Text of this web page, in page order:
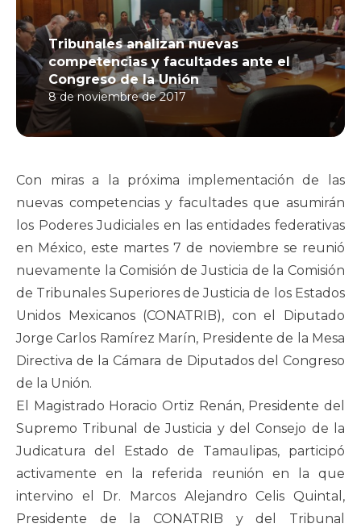
Tribunales analizan nuevas
competencias y facultades ante el
Congreso de la Unión
8 de noviembre de 2017
Con miras a la próxima implementación de las
nuevas competencias y facultades que asumirán
los Poderes Judiciales en las entidades federativas
en México, este martes 7 de noviembre se reunió
nuevamente la Comisión de Justicia de la Comisión
de Tribunales Superiores de Justicia de los Estados
Unidos Mexicanos (CONATRIB), con el Diputado
Jorge Carlos Ramírez Marín, Presidente de la Mesa
Directiva de la Cámara de Diputados del Congreso
de la Unión.
El Magistrado Horacio Ortiz Renán, Presidente del
Supremo Tribunal de Justicia y del Consejo de la
Judicatura del Estado de Tamaulipas, participó
activamente en la referida reunión en la que
intervino el Dr. Marcos Alejandro Celis Quintal,
Presidente de la CONATRIB y del Tribunal